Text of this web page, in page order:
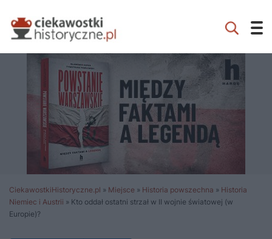
CiekawostkiHistoryczne.pl » Miejsce » Historia powszechna » Historia
Niemiec i Austrii » Kto oddał ostatni strzał w II wojnie światowej (w
Europie)?